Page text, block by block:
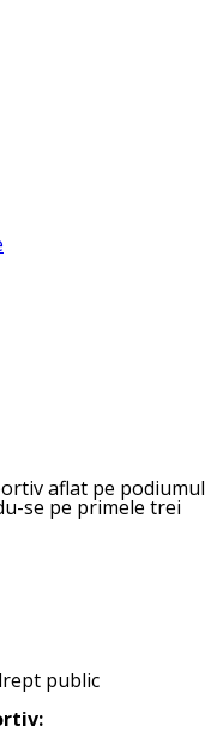
aflat pe podiumul
se pe primele trei
public